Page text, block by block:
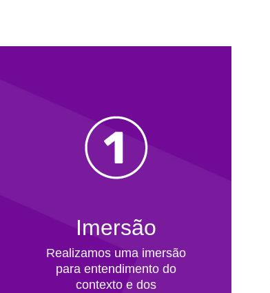
Imersão
Realizamos uma imersão
para entendimento do
contexto e dos